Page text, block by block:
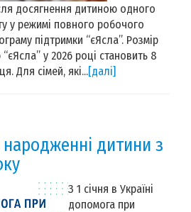
досягнення дитиною одного
у режимі повного робочого
підтримки “єЯсла”. Розмір
у 2026 році становить 8
Для сімей, які...[далі]
дитини з
З 1 січня в Україні
допомога при